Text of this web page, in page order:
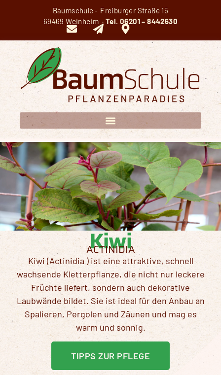
Baumschule · Freiburger Straße 15
69469 Weinheim ·Tel.06201 – 8442630
Kiwi
ACTINIDIA
Kiwi (Actinidia)ist eine attraktive, schnell
wachsende Kletterpflanze, die nicht nur leckere
Früchte liefert, sondern auch dekorative
Laubwände bildet. Sie ist ideal für den Anbau an
Spalieren, Pergolen und Zäunen und mag es
warm und sonnig.
TIPPS ZUR PFLEGE